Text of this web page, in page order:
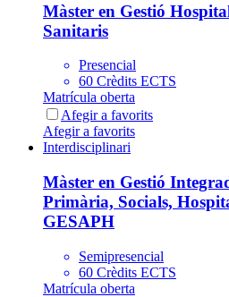
Màster en Gestió
Sanitaris
Presencial
60 Crèdits ECTS
Matrícula oberta
Afegir a favorits
Afegir a favorits
Interdisciplinari
Màster en Gestió
Primària, Socials,
GESAPH
Semipresencial
60 Crèdits ECTS
Matrícula oberta